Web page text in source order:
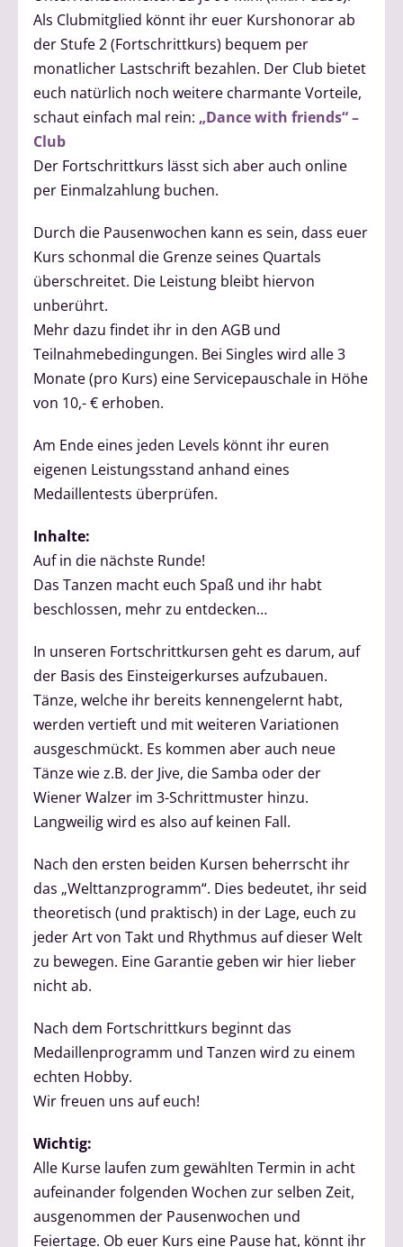
Als Clubmitglied könnt ihr euer Kurshonorar ab
der Stufe 2 (Fortschrittkurs) bequem per
monatlicher Lastschrift bezahlen. Der Club bietet
euch natürlich noch weitere charmante Vorteile,
schaut einfach mal rein: „Dance with friends“ –
Club
Der Fortschrittkurs lässt sich aber auch online
per Einmalzahlung buchen.
Durch die Pausenwochen kann es sein, dass euer
Kurs schonmal die Grenze seines Quartals
überschreitet. Die Leistung bleibt hiervon
unberührt.
Mehr dazu findet ihr in den AGB und
Teilnahmebedingungen. Bei Singles wird alle 3
Monate (pro Kurs) eine Servicepauschale in Höhe
von 10,- € erhoben.
Am Ende eines jeden Levels könnt ihr euren
eigenen Leistungsstand anhand eines
Medaillentests überprüfen.
Inhalte:
Auf in die nächste Runde!
Das Tanzen macht euch Spaß und ihr habt
beschlossen, mehr zu entdecken…
In unseren Fortschrittkursen geht es darum, auf
der Basis des Einsteigerkurses aufzubauen.
Tänze, welche ihr bereits kennengelernt habt,
werden vertieft und mit weiteren Variationen
ausgeschmückt. Es kommen aber auch neue
Tänze wie z.B. der Jive, die Samba oder der
Wiener Walzer im 3-Schrittmuster hinzu.
Langweilig wird es also auf keinen Fall.
Nach den ersten beiden Kursen beherrscht ihr
das „Welttanzprogramm“. Dies bedeutet, ihr seid
theoretisch (und praktisch) in der Lage, euch zu
jeder Art von Takt und Rhythmus auf dieser Welt
zu bewegen. Eine Garantie geben wir hier lieber
nicht ab.
Nach dem Fortschrittkurs beginnt das
Medaillenprogramm und Tanzen wird zu einem
echten Hobby.
Wir freuen uns auf euch!
Wichtig:
Alle Kurse laufen zum gewählten Termin in acht
aufeinander folgenden Wochen zur selben Zeit,
ausgenommen der Pausenwochen und
Feiertage. Ob euer Kurs eine Pause hat, könnt ihr